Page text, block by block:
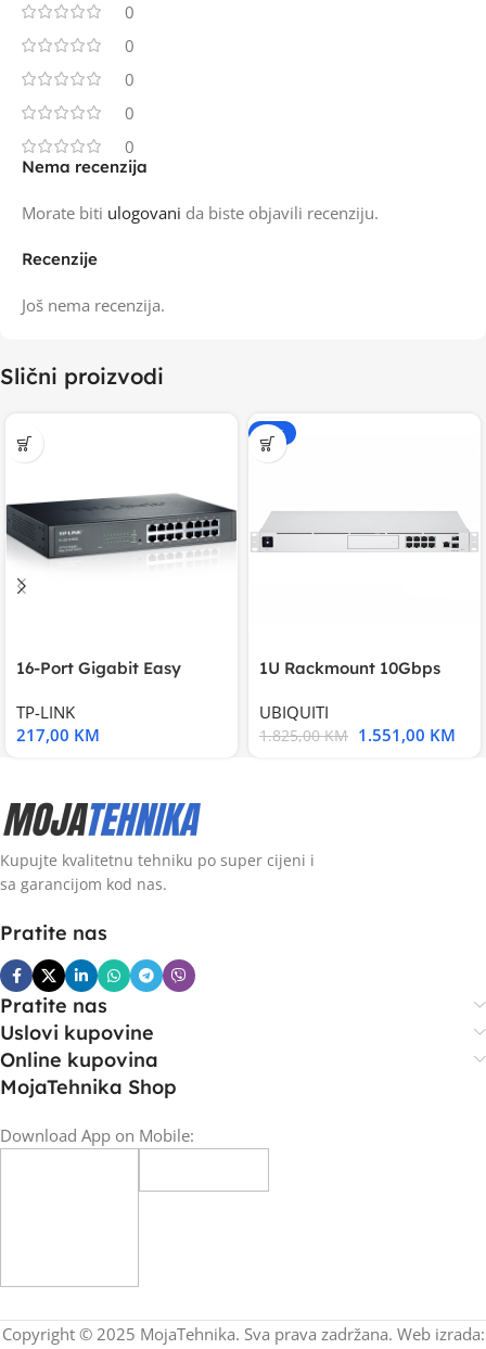
0
0
0
0
0
Recenzije
Još nema recenzija.
Nema recenzija
Morate biti ulogovani da biste objavili recenziju.
Slični proizvodi
16-Port Gigabit Easy
TP-LINK
217,00 KM
-15%
1U Rackmount 10Gbps
UBIQUITI
1.825,00KM 1.551,00 KM
Kupujte kvalitetnu tehniku po super cijeni i
sa garancijom kod nas.
Pratite nas
Pratite nas
Uslovi kupovine
Online kupovina
MojaTehnika Shop
Download App on Mobile:
Copyright © 2025 MojaTehnika. Sva prava zadržana. Web izrada: